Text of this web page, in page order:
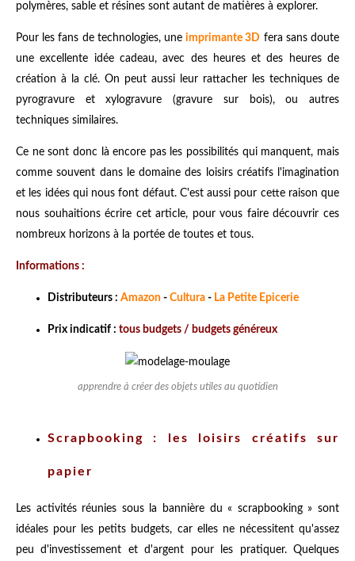
polymères, sable et résines sont autant de matières à explorer.
Pour les fans de technologies, uneimprimante 3D fera sans doute
une excellente idée cadeau, avec des heures et des heures de
création à la clé. On peut aussi leur rattacher les techniques de
pyrogravure et xylogravure (gravure sur bois), ou autres
techniques similaires.
Ce ne sont donc là encore pas les possibilités qui manquent, mais
comme souvent dans le domaine des loisirs créatifs l'imagination
et les idées qui nous font défaut. C'est aussi pour cette raison que
nous souhaitions écrire cet article, pour vous faire découvrir ces
nombreux horizons à la portée de toutes et tous.
Informations :
Distributeurs : Amazon - Cultura - La Petite Epicerie
Prix indicatif : tous budgets / budgets généreux
apprendre à créer des objets utiles au quotidien
Scrapbooking : les loisirs créatifs sur
papier
Les activités réunies sous la bannière du « scrapbooking » sont
idéales pour les petits budgets, car elles ne nécessitent qu'assez
peu d'investissement et d'argent pour les pratiquer. Quelques